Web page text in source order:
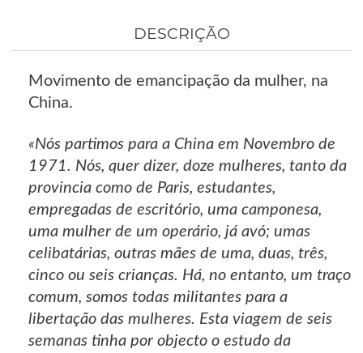
DESCRIÇÃO
Movimento de emancipação da mulher, na
China.
«Nós partimos para a China em Novembro de
1971. Nós, quer dizer, doze mulheres, tanto da
provincia como de Paris, estudantes,
empregadas de escritório, uma camponesa,
uma mulher de um operário, já avó; umas
celibatárias, outras mães de uma, duas, três,
cinco ou seis crianças. Há, no entanto, um traço
comum, somos todas militantes para a
libertação das mulheres. Esta viagem de seis
semanas tinha por objecto o estudo da